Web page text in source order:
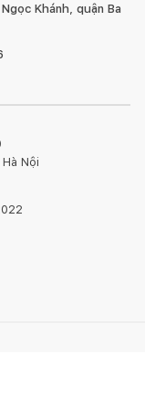
Khánh, quận Ba
Nội